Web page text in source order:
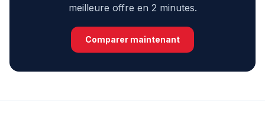
meilleure offre en 2 minutes.
Comparer maintenant